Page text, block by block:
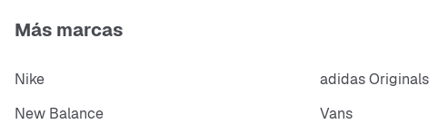
Más marcas
Nike adidas Originals
New Balance
Vans